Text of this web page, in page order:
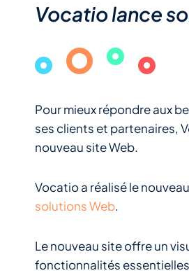
Vocatio lance
Pour mieux répondre aux
ses clients et partenaires,
nouveau site Web.
Vocatio a réalisé le
solutions Web.
Le nouveau site offre un
fonctionnalités